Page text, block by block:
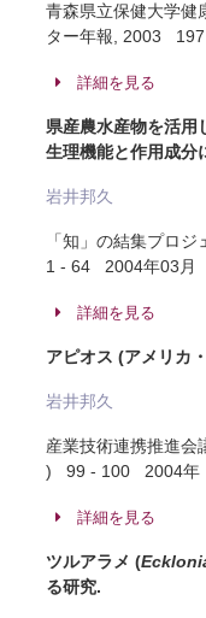
青森県立保健大学健
ター年報, 2003
詳細を見る
県産農水産物を活用
生理機能と作用成分
岩井邦久
「知」の結集プロ
1 - 64 2004年03月
詳細を見る
アピオス (アメリカ
岩井邦久
産業技術連携推進
) 99 - 100 2004年
詳細を見る
ツルアラメ (
る研究.